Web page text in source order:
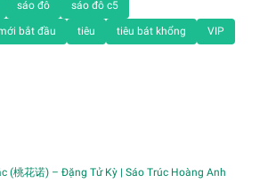
sáo đô sáo đô c5
bắt đầu tiêu tiêu bát khổng VIP
(桃花诺) – Đặng Tử Kỳ | Sáo Trúc Hoàng Anh